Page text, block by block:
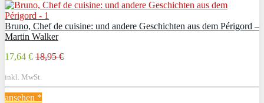
Bruno, Chef de cuisine: und andere Geschichten aus dem Périgord –
Martin Walker
17,64 € 18,95 €
inkl. MwSt.
ansehen *